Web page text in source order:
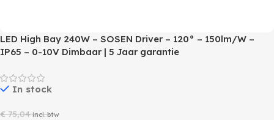
LED High Bay 240W – SOSEN Driver – 120° – 150lm/W –
IP65 – 0-10V Dimbaar | 5 Jaar garantie
In stock
€75,04 incl. btw